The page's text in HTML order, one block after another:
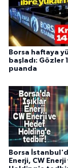
Borsa haftaya
başladı: Gözler
puanda
Borsa
Enerji, CW